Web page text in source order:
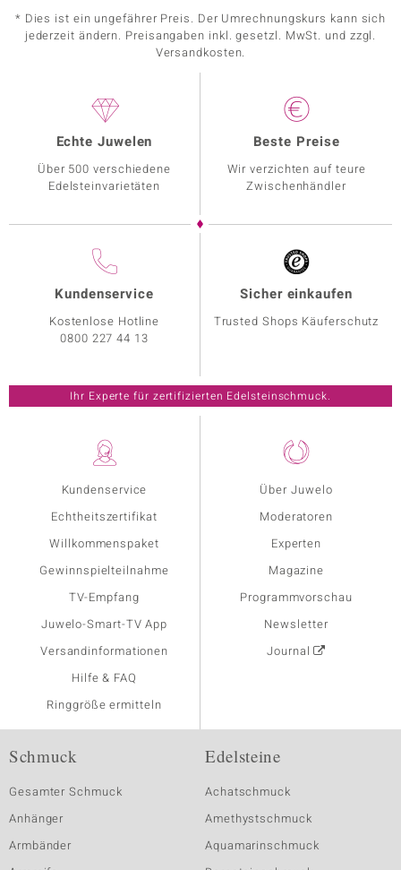
* Dies ist ein ungefährer Preis. Der Umrechnungskurs kann sich
jederzeit ändern. Preisangaben inkl. gesetzl. MwSt. und zzgl.
Versandkosten.
Kundenservice
Echtheitszertifikat
Willkommenspaket
Gewinnspielteilnahme
TV-Empfang
Juwelo-Smart-TV App
Versandinformationen
Hilfe & FAQ
Ringgröße ermitteln
Über Juwelo
Moderatoren
Experten
Magazine
Programmvorschau
Newsletter
Journal
Echte Juwelen
Über 500 verschiedene
Edelsteinvarietäten
Beste Preise
Wir verzichten auf teure
Zwischenhändler
Kundenservice
Kostenlose Hotline
0800 227 44 13
Sicher einkaufen
Trusted Shops Käuferschutz
Ihr Experte für zertifizierten Edelsteinschmuck.
Schmuck
Gesamter Schmuck
Anhänger
Armbänder
Edelsteine
Achatschmuck
Amethystschmuck
Aquamarinschmuck